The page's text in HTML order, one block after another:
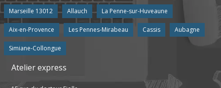
Marseille 13012 Allauch La Penne-sur-Huveaune
Aix-en-Provence Les Pennes-Mirabeau Cassis Aubagne
Simiane-Collongue
Atelier express